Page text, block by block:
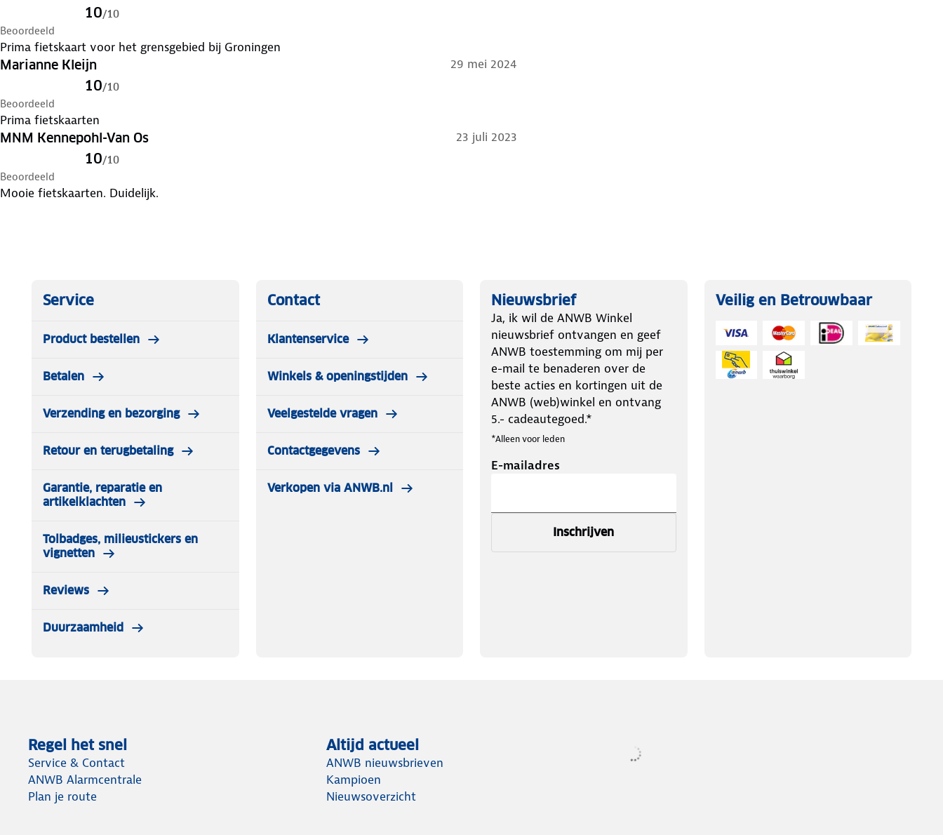
10/10
Beoordeeld
Prima fietskaart voor het grensgebied bij Groningen
Marianne Kleijn 29 mei 2024
10/10
Beoordeeld
Prima fietskaarten
MNM Kennepohl-Van Os 23 juli 2023
10/10
Beoordeeld
Mooie fietskaarten. Duidelijk.
Service
Product bestellen
Betalen
Verzending en bezorging
Retour en terugbetaling
Garantie, reparatie en
artikelklachten
Tolbadges, milieustickers en
vignetten
Reviews
Duurzaamheid
Contact
Klantenservice
Winkels & openingstijden
Veelgestelde vragen
Contactgegevens
Verkopen via ANWB.nl
Nieuwsbrief
Ja, ik wil de ANWB Winkel
nieuwsbrief ontvangen en geef
ANWB toestemming om mij per
e-mail te benaderen over de
beste acties en kortingen uit de
ANWB (web)winkel en ontvang
5.- cadeautegoed.*
*Alleen voor leden
E-mailadres
Inschrijven
Veilig en Betrouwbaar
Regel het snel
Service & Contact
ANWB Alarmcentrale
Plan je route
Altijd actueel
ANWB nieuwsbrieven
Kampioen
Nieuwsoverzicht